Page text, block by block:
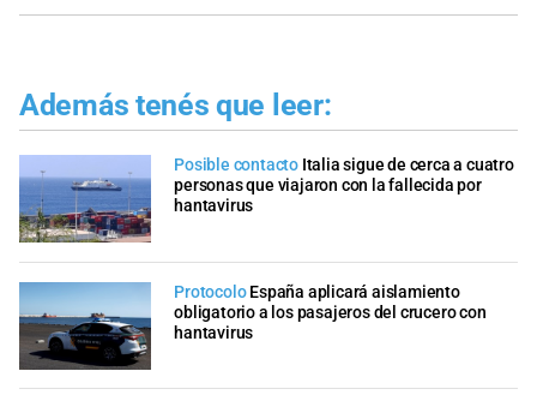
Además tenés que leer:
Posible contacto Italia sigue de cerca a cuatro
personas que viajaron con la fallecida por
hantavirus
Protocolo España aplicará aislamiento
obligatorio a los pasajeros del crucero con
hantavirus